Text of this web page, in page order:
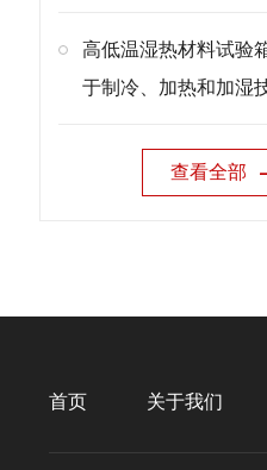
高低温湿热材料试验
于制冷、加热和加湿
查看全部
首页 关于我们